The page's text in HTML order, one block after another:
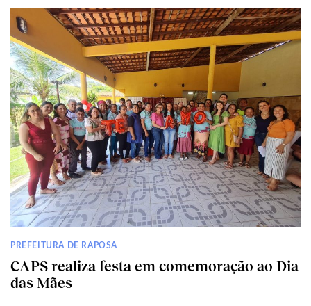
PREFEITURA DE RAPOSA
CAPS realiza festa em comemoração ao Dia
das Mães